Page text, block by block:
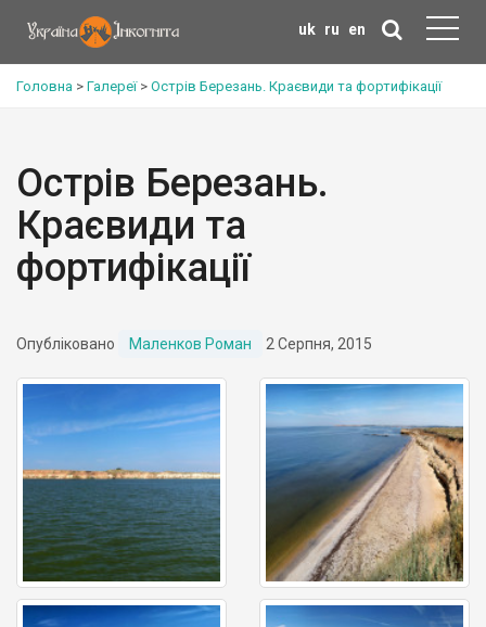
uk ru en
Головна > Галереї> Острів Березань. Краєвиди та фортифікації
Острів Березань.
Краєвиди та
фортифікації
Опубліковано Маленков Роман 2 Серпня, 2015